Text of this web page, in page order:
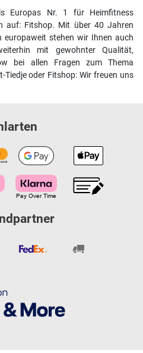
Europas Nr. 1 für Heimfitness
auf: Fitshop. Mit über 40 Jahren
europaweit stehen wir Ihnen auch
mit gewohnter Qualität,
bei allen Fragen zum Thema
Tiedje oder Fitshop: Wir freuen uns